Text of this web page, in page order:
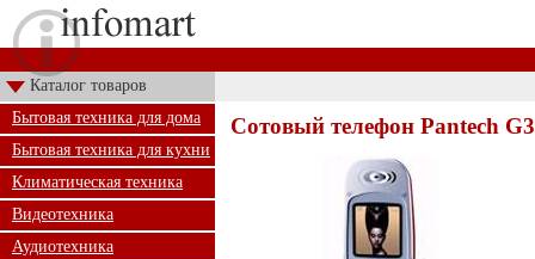
Каталог товаров
Бытовая техника для дома
Бытовая техника для кухни
Климатическая техника
Видеотехника
Аудиотехника
Сотовый телефон Pantech